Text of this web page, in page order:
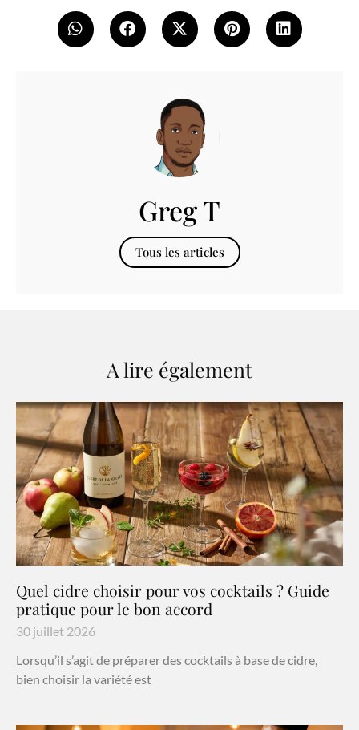
Greg T
Tous les articles
A lire également
Quel cidre choisir pour vos cocktails ? Guide
pratique pour le bon accord
30 juillet 2026
Lorsqu’il s’agit de préparer des cocktails à base de cidre,
bien choisir la variété est